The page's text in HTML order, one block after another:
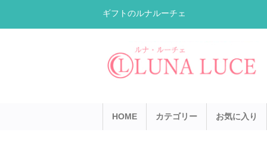
ギフトのルナルーチェ
HOME カテゴリー お気に入り